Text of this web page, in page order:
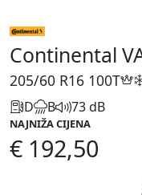
Continental
205/60 R16 100T
D B 73 dB
NAJNIŽA CIJENA
€ 192,50